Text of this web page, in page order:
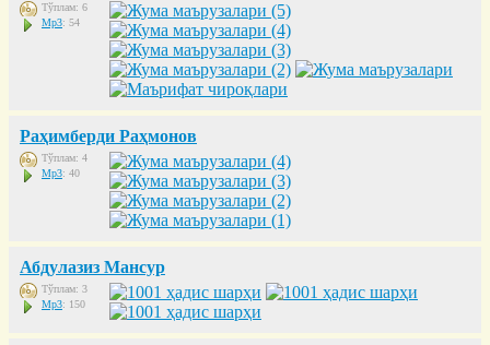
Тўплам: 6
Mp3: 54
Раҳимберди Раҳмонов
Тўплам: 4
Mp3: 40
Абдулазиз Мансур
Тўплам: 3
Mp3: 150